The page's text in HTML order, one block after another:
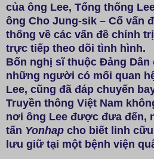
của ông Lee, Tổng thống
ông Cho Jung-sik – Cố vấn
thống về các vấn đề chính
trực tiếp theo dõi tình hình.
Bốn nghị sĩ thuộc Đảng Dân
những người có mối quan
Lee, cũng đã đáp chuyến
Truyền thông Việt Nam
nơi ông Lee được đưa đến,
tấn Yonhap cho biết linh
lưu giữ tại một bệnh viện